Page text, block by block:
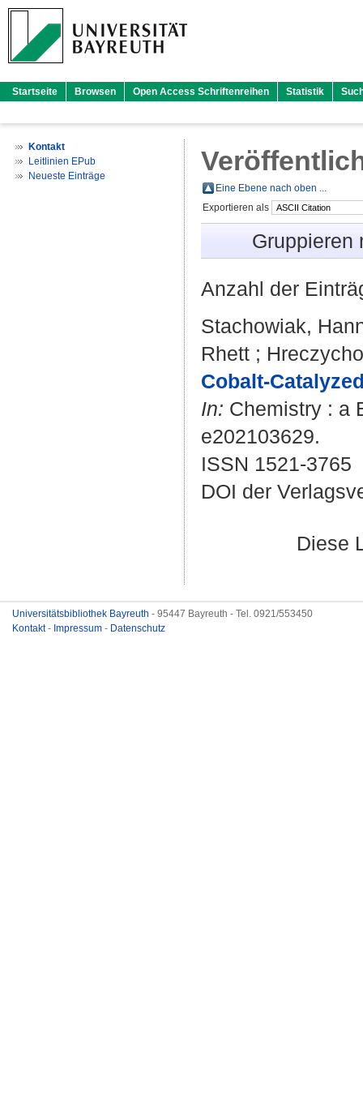
Startseite Browsen Open Access Schriftenreihen Statistik
Kontakt
Leitlinien EPub
Neueste Einträge
Eine Ebene nach oben ...
Exportieren als
Anzahl der
Stachowiak,
Rhett ;
Cobalt-
In: Chemistry : a
e202103629.
ISSN 1521-3765
DOI der
Diese
Universitätsbibliothek Bayreuth - 95447 Bayreuth - Tel. 0921/553450
Kontakt- Impressum - Datenschutz